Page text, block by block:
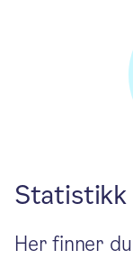
Statistikk
Her finner